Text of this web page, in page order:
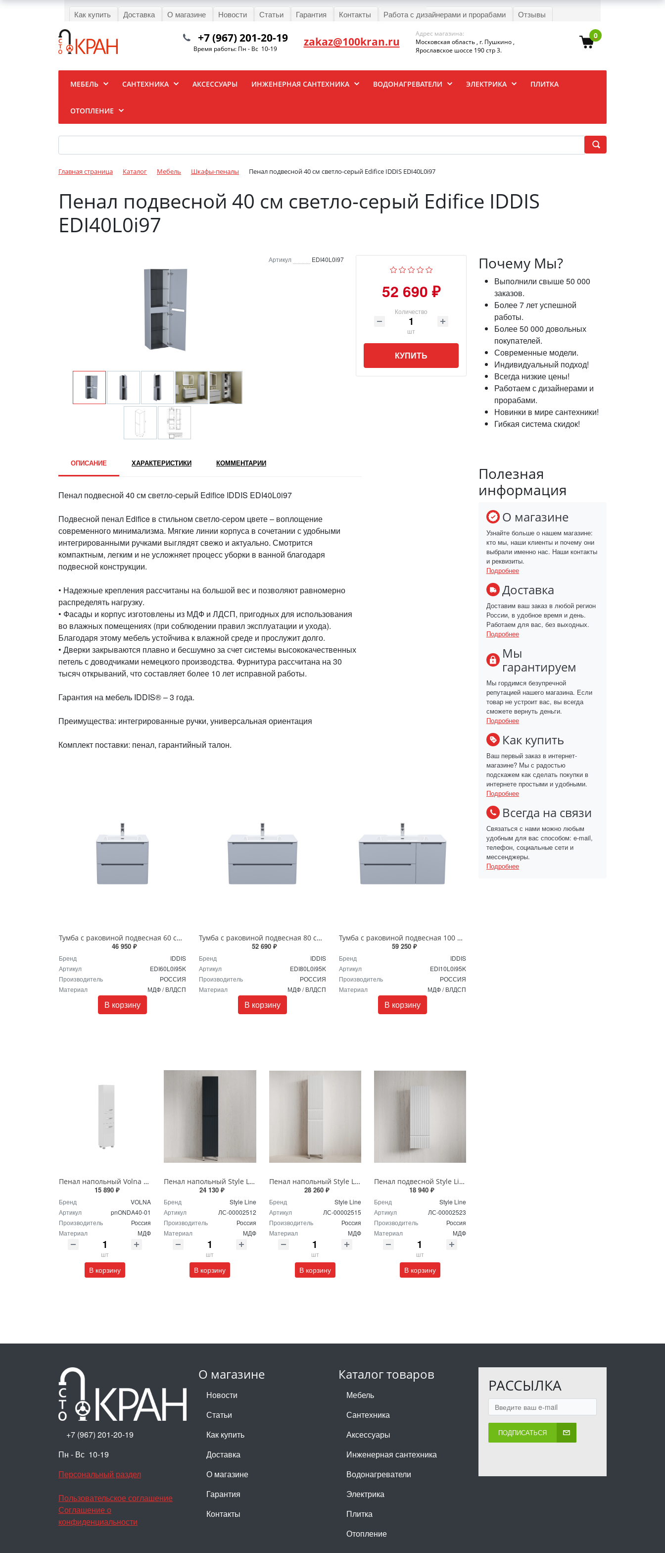
Как купить Доставка О магазине Новости Статьи Гарантия Контакты Работа с дизайнерами и прорабами Отзывы
0
+7 (967) 201-20-19
Время работы: Пн - Вс 10-19 zakaz@100kran.ru
Адрес магазина:
Московская область , г. Пушкино ,
Ярославское шоссе 190 стр 3.
МЕБЕЛЬ САНТЕХНИКА АКСЕССУАРЫ ИНЖЕНЕРНАЯ САНТЕХНИКА ВОДОНАГРЕВАТЕЛИ ЭЛЕКТРИКА ПЛИТКА
ОТОПЛЕНИЕ
Главная страница Каталог Мебель Шкафы-пеналы Пенал подвесной 40 см светло-серый Edifice IDDIS EDI40L0i97
Пенал подвесной 40 см светло-серый Edifice IDDIS
EDI40L0i97
Артикул EDI40L0i97
52 690 ₽
Количество
шт
КУПИТЬ
ОПИСАНИЕ ХАРАКТЕРИСТИКИ КОММЕНТАРИИ
Пенал подвесной 40 см светло-серый Edifice IDDIS EDI40L0i97
Подвесной пенал Edifice в стильном светло-сером цвете – воплощение
современного минимализма. Мягкие линии корпуса в сочетании с удобными
интегрированными ручками выглядят свежо и актуально. Смотрится
компактным, легким и не усложняет процесс уборки в ванной благодаря
подвесной конструкции.
• Надежные крепления рассчитаны на большой вес и позволяют равномерно
распределять нагрузку.
• Фасады и корпус изготовлены из МДФ и ЛДСП, пригодных для использования
во влажных помещениях (при соблюдении правил эксплуатации и ухода).
Благодаря этому мебель устойчива к влажной среде и прослужит долго.
• Дверки закрываются плавно и бесшумно за счет системы высококачественных
петель с доводчиками немецкого производства. Фурнитура рассчитана на 30
тысяч открываний, что составляет более 10 лет исправной работы.
Гарантия на мебель IDDIS® – 3 года.
Преимущества: интегрированные ручки, универсальная ориентация
Комплект поставки: пенал, гарантийный талон.
Тумба с раковиной подвесная 60 см светло-серый Edifice IDDIS EDI60L0i95K
46 950 ₽
Бренд
IDDIS
Артикул
EDI60L0i95K
Производитель
РОССИЯ
Материал
МДФ / ВЛДСП
В корзину
Тумба с раковиной подвесная 80 см светло-серый Edifice IDDIS EDI80L0i95K
52 690 ₽
Бренд
IDDIS
Артикул
EDI80L0i95K
Производитель
РОССИЯ
Материал
МДФ / ВЛДСП
В корзину
Тумба с раковиной подвесная 100 см светло-серый Edifice IDDIS EDI10L0i95K
59 250 ₽
Бренд
IDDIS
Артикул
EDI10L0i95K
Производитель
РОССИЯ
Материал
МДФ / ВЛДСП
В корзину
Пенал напольный Volna Onda 40 tpONDA80.2Y-01 белый
15 890 ₽
Бренд
VOLNA
Артикул
pnONDA40-01
Производитель
Россия
Материал
МДФ
шт
В корзину
Пенал напольный Style Line МАРОККО 36 см ЛС-00002512 графит
24 130 ₽
Бренд
Style Line
Артикул
ЛС-00002512
Производитель
Россия
Материал
МДФ
шт
В корзину
Пенал напольный Style Line МАРОККО 36 см ЛС-00002515 белый матовый
28 260 ₽
Бренд
Style Line
Артикул
ЛС-00002515
Производитель
Россия
Материал
МДФ
шт
В корзину
Пенал подвесной Style Line МАРОККО 36 см ЛС-00002523 белый матовый
18 940 ₽
Бренд
Style Line
Артикул
ЛС-00002523
Производитель
Россия
Материал
МДФ
шт
В корзину
Почему Мы?
Выполнили свыше 50 000
заказов.
Более 7 лет успешной
работы.
Более 50 000 довольных
покупателей.
Современные модели.
Индивидуальный подход!
Всегда низкие цены!
Работаем с дизайнерами и
прорабами.
Новинки в мире сантехники!
Гибкая система скидок!
Полезная
информация
О магазине
Узнайте больше о нашем магазине:
кто мы, наши клиенты и почему они
выбрали именно нас. Наши контакты
и реквизиты.
Подробнее
Доставка
Доставим ваш заказ в любой регион
России, в удобное время и день.
Работаем для вас, без выходных.
Подробнее
Мы
гарантируем
Мы гордимся безупречной
репутацией нашего магазина. Если
товар не устроит вас, вы всегда
сможете вернуть деньги.
Подробнее
Как купить
Ваш первый заказ в интернет-
магазине? Мы с радостью
подскажем как сделать покупки в
интернете простыми и удобными.
Подробнее
Всегда на связи
Связаться с нами можно любым
удобным для вас способом: e-mail,
телефон, социальные сети и
мессенджеры.
Подробнее
О магазине
Новости
Статьи
Как купить
Доставка
О магазине
Гарантия
Контакты
Каталог товаров
Мебель
Сантехника
Аксессуары
Инженерная сантехника
Водонагреватели
Электрика
Плитка
Отопление
РАССЫЛКА
ПОДПИСАТЬСЯ
+7 (967) 201-20-19
Пн - Вс 10-19
Персональный раздел
Пользовательское соглашение
Соглашение о
конфиденциальности